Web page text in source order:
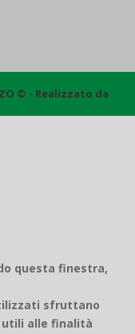
© - Realizzato da
questa finestra,
sfruttano
utili alle finalità